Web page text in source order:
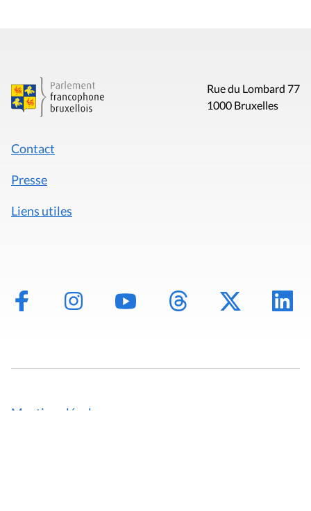
Rue du Lombard 77
1000 Bruxelles
Contact
Presse
Liens utiles
Mentions légales